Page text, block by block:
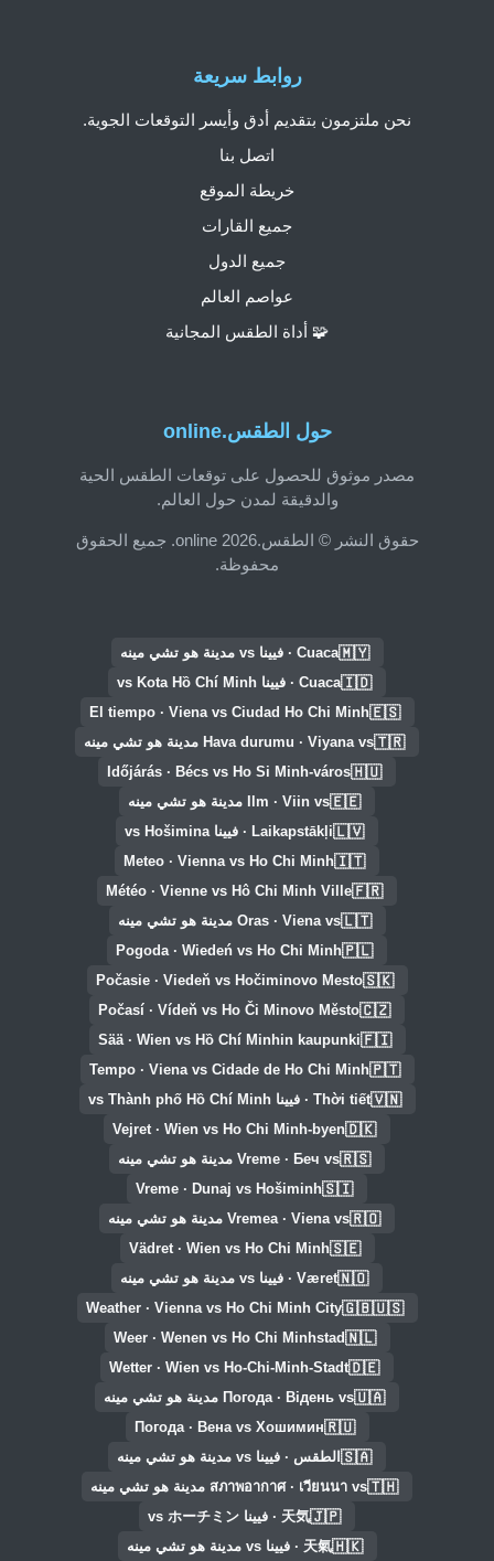
حول الطقس.online
مصدر موثوق للحصول على توقعات الطقس الحية
والدقيقة لمدن حول العالم.
حقوق النشر © الطقس.online 2026. جميع الحقوق
محفوظة.
روابط سريعة
نحن ملتزمون بتقديم أدق وأيسر التوقعات الجوية.
اتصل بنا
خريطة الموقع
جميع القارات
جميع الدول
عواصم العالم
🧩 أداة الطقس المجانية
🇲🇾Cuaca · فيينا vs مدينة هو تشي مينه
🇮🇩Cuaca · فيينا vs Kota Hồ Chí Minh
🇪🇸
El tiempo · Viena vs Ciudad Ho Chi Minh
🇹🇷Hava durumu · Viyana vs مدينة هو تشي مينه
🇭🇺
Időjárás · Bécs vs Ho Si Minh-város
🇪🇪Ilm · Viin vs مدينة هو تشي مينه
🇱🇻Laikapstākļi · فيينا vs Hošimina
🇮🇹
Meteo · Vienna vs Ho Chi Minh
🇫🇷
Météo · Vienne vs Hô Chi Minh Ville
🇱🇹Oras · Viena vs مدينة هو تشي مينه
🇵🇱
Pogoda · Wiedeń vs Ho Chi Minh
🇸🇰
Počasie · Viedeň vs Hočiminovo Mesto
🇨🇿
Počasí · Vídeň vs Ho Či Minovo Město
🇫🇮
Sää · Wien vs Hồ Chí Minhin kaupunki
🇵🇹
Tempo · Viena vs Cidade de Ho Chi Minh
🇻🇳Thời tiết · فيينا vs Thành phố Hồ Chí Minh
🇩🇰
Vejret · Wien vs Ho Chi Minh-byen
🇷🇸Vreme · Беч vs مدينة هو تشي مينه
🇸🇮
Vreme · Dunaj vs Hošiminh
🇷🇴Vremea · Viena vs مدينة هو تشي مينه
🇸🇪
Vädret · Wien vs Ho Chi Minh
🇳🇴Været · فيينا vs مدينة هو تشي مينه
🇬🇧🇺🇸
Weather · Vienna vs Ho Chi Minh City
🇳🇱
Weer · Wenen vs Ho Chi Minhstad
🇩🇪
Wetter · Wien vs Ho-Chi-Minh-Stadt
🇺🇦Погода · Відень vs مدينة هو تشي مينه
🇷🇺
Погода · Вена vs Хошимин
🇸🇦 الطقس · فيينا vs مدينة هو تشي مينه
🇹🇭สภาพอากาศ · เวียนนา vs مدينة هو تشي مينه
🇯🇵天気 · فيينا vs ホーチミン
🇭🇰天氣 · فيينا vs مدينة هو تشي مينه